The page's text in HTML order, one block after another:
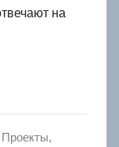
на
Проекты,